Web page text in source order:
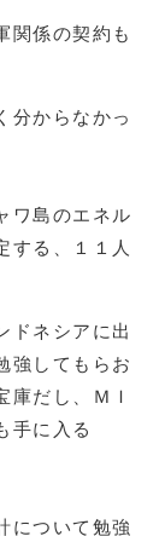
関係の契約も
分からなかっ
ワ島のエネル
する、１１人
ドネシアに出
強してもらお
だし、ＭＩ
手に入る
について勉強